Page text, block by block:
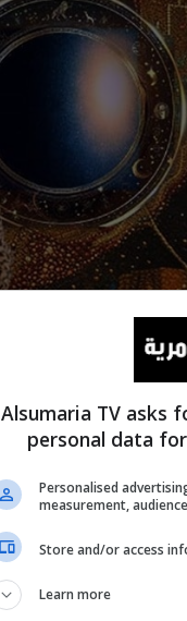
Alsumaria TV asks
personal data
Personalised
measurement,
Store and/or access
Learn more